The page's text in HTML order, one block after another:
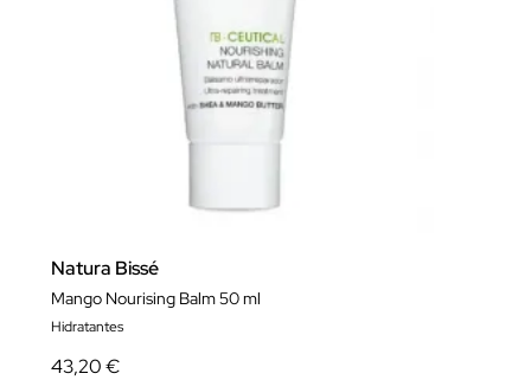
Natura Bissé
Mango Nourising Balm 50 ml
Hidratantes
43,20 €